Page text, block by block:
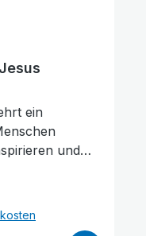
ein
und
die Schuhe
Der
Gut lesbare Schrift